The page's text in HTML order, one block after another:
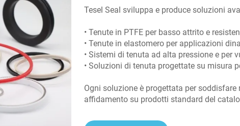
Tesel Seal sviluppa e produce soluzioni
• Tenute in PTFE per basso attrito e
• Tenute in elastomero per applicazioni
• Sistemi di tenuta ad alta pressione e per
• Soluzioni di tenuta progettate su misura
Ogni soluzione è progettata per
affidamento su prodotti standard del